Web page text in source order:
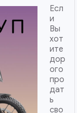
Есл
и
Вы
хот
ите
дор
ого
про
дат
ь
сво